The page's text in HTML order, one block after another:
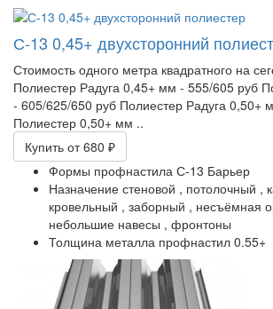
С-13 0,45+ двухсторонний
Стоимость одного метра квадратного на
Полиестер Радуга 0,45+ мм - 555/605 руб
- 605/625/650 руб Полиестер Радуга 0,50+
Полиестер 0,50+ мм ..
Купить от 680 ₽
Формы профнастила С-13 Барьер
Назначение стеновой , потолочный ,
кровельный , заборный , несъёмная
небольшие навесы , фронтоны
Толщина металла профнастил 0.55+